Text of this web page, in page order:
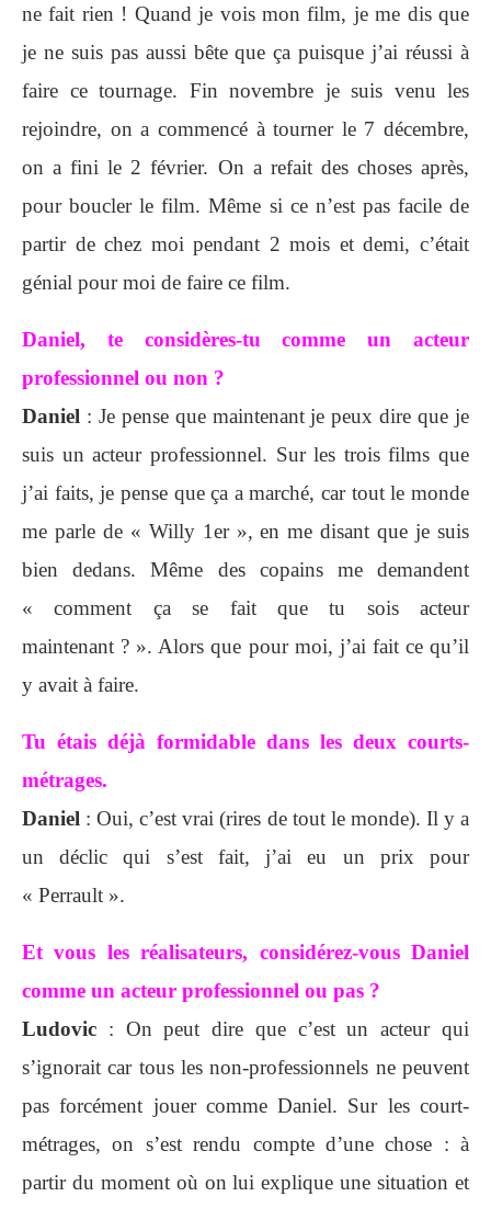
ne fait rien ! Quand je vois mon film, je me dis que
je ne suis pas aussi bête que ça puisque j’ai réussi à
faire ce tournage. Fin novembre je suis venu les
rejoindre, on a commencé à tourner le 7 décembre,
on a fini le 2 février. On a refait des choses après,
pour boucler le film. Même si ce n’est pas facile de
partir de chez moi pendant 2 mois et demi, c’était
génial pour moi de faire ce film.
Daniel, te considères-tu comme un acteur
professionnel ou non ?
Daniel : Je pense que maintenant je peux dire que je
suis un acteur professionnel. Sur les trois films que
j’ai faits, je pense que ça a marché, car tout le monde
me parle de « Willy 1er », en me disant que je suis
bien dedans. Même des copains me demandent
« comment ça se fait que tu sois acteur
maintenant ? ». Alors que pour moi, j’ai fait ce qu’il
y avait à faire.
Tu étais déjà formidable dans les deux courts-
métrages.
Daniel : Oui, c’est vrai (rires de tout le monde). Il y a
un déclic qui s’est fait, j’ai eu un prix pour
« Perrault ».
Et vous les réalisateurs, considérez-vous Daniel
comme un acteur professionnel ou pas ?
Ludovic : On peut dire que c’est un acteur qui
s’ignorait car tous les non-professionnels ne peuvent
pas forcément jouer comme Daniel. Sur les court-
métrages, on s’est rendu compte d’une chose : à
partir du moment où on lui explique une situation et